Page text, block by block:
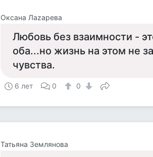
Оксана Лаzaрева
Любовь без взаимности -
оба...но жизнь на этом не
чувства.
6 лет 0 0
Татьяна Землянова